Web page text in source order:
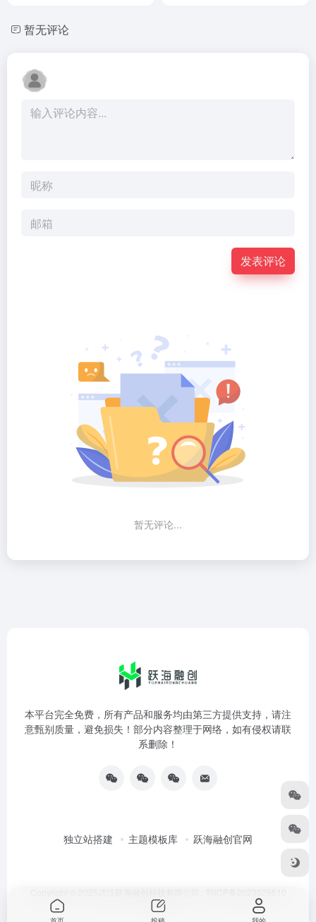
暂无评论
发表评论
暂无评论...
本平台完全免费，所有产品和服务均由第三方提供支持，请注
意甄别质量，避免损失！部分内容整理于网络，如有侵权请联
系删除！
独立站搭建 主题模板库 跃海融创官网
号-3